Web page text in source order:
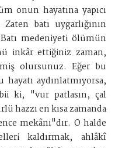
onun hayatına yapıcı
batı uygarlığının
medeniyeti ölümün
inkâr ettiğiniz zaman,
olursunuz. Eğer bu
aydınlatmıyorsa,
ki, "vur patlasın, çal
hazzı en kısa zamanda
mekânı"dır. O halde
kaldırmak, ahlâkî